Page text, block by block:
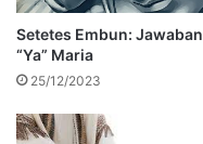
Setetes Embun: Jawaban
“Ya” Maria
25/12/2023